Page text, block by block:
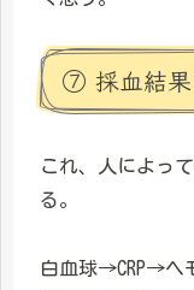
⑦ 採血結果
これ、人によっ
る。
白血球→CRP→